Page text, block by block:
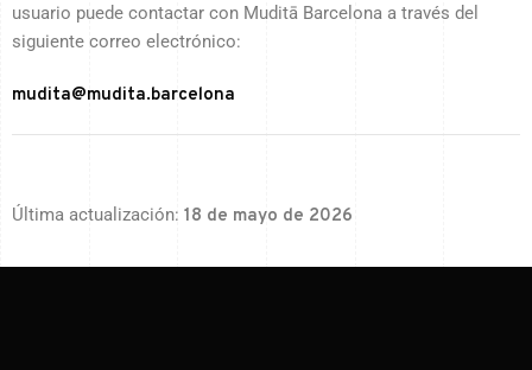
usuario puede contactar con Muditā Barcelona a través del
siguiente correo electrónico:
mudita@mudita.barcelona
Última actualización: 18 de mayo de 2026